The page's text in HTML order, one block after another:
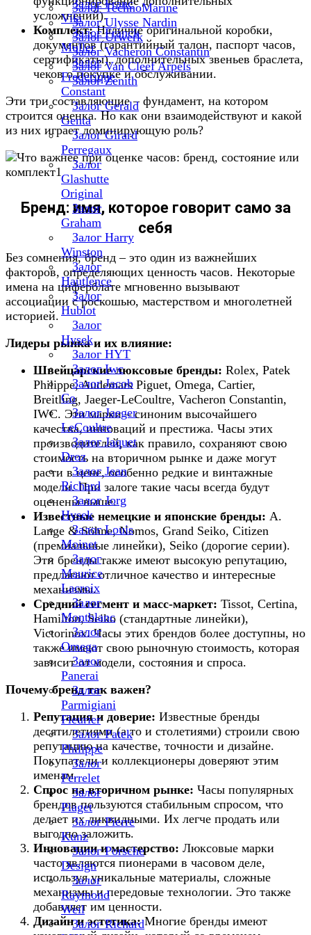
Залог TechnoMarine
Залог Ulysse Nardin
Залог Urwerk
Залог Vacheron Constantin
Залог Van Cleef Arpels
Залог Zenith
Залог Franc
Vila
Залог Franck
Muller
Залог
Frederique
Constant
Залог Gerald
Genta
Залог Girard
Perregaux
Залог
Glashutte
Original
Залог
Graham
Залог Harry
Winston
Залог
Hautlence
Залог
Hublot
Залог
Hysek
Залог HYT
Залог Iwc
Залог Jacob
Co
Залог Jaeger
LeCoultre
Залог Jaquet
Droz
Залог Jean
Richard
Залог Jorg
Hysek
Залог Louis
Moinet
Залог
Maurice
Lacroix
Залог
Montblanc
Залог
Omega
Залог
Panerai
Залог
Parmigiani
Fleurier
Залог Patek
Philippe
Залог
Perrelet
Залог
Piaget
Залог Pierre
Kunz
Залог Porsche
Design
Залог
Raymond
Weil
Залог Richard
усложнений).
Комплект:Наличие оригинальной коробки,
документов (гарантийный талон, паспорт часов,
сертификаты), дополнительных звеньев браслета,
чеков о покупке и обслуживании.
Эти три составляющие – фундамент, на котором
строится оценка. Но как они взаимодействуют и какой
из них играет доминирующую роль?
Бренд: имя, которое говорит само за
себя
Без сомнения, бренд – это один из важнейших
факторов, определяющих ценность часов. Некоторые
имена на циферблате мгновенно вызывают
ассоциации с роскошью, мастерством и многолетней
историей.
Лидеры рынка и их влияние:
Швейцарские люксовые бренды: Rolex, Patek
Philippe, Audemars Piguet, Omega, Cartier,
Breitling, Jaeger-LeCoultre, Vacheron Constantin,
IWC. Эти марки – синоним высочайшего
качества, инноваций и престижа. Часы этих
производителей, как правило, сохраняют свою
стоимость на вторичном рынке и даже могут
расти в цене, особенно редкие и винтажные
модели. При залоге такие часы всегда будут
оценены выше.
Известные немецкие и японские бренды: A.
Lange & Söhne, Nomos, Grand Seiko, Citizen
(премиальные линейки), Seiko (дорогие серии).
Эти бренды также имеют высокую репутацию,
предлагают отличное качество и интересные
механизмы.
Средний сегмент и масс-маркет: Tissot, Certina,
Hamilton, Seiko (стандартные линейки),
Victorinox. Часы этих брендов более доступны, но
также имеют свою рыночную стоимость, которая
зависит от модели, состояния и спроса.
Почему бренд так важен?
Репутация и доверие: Известные бренды
десятилетиями (а то и столетиями) строили свою
репутацию на качестве, точности и дизайне.
Покупатели и коллекционеры доверяют этим
именам.
Спрос на вторичном рынке: Часы популярных
брендов пользуются стабильным спросом, что
делает их ликвидными. Их легче продать или
выгодно заложить.
Инновации и мастерство: Люксовые марки
часто являются пионерами в часовом деле,
используя уникальные материалы, сложные
механизмы и передовые технологии. Это также
добавляет им ценности.
Дизайн и эстетика:Многие бренды имеют